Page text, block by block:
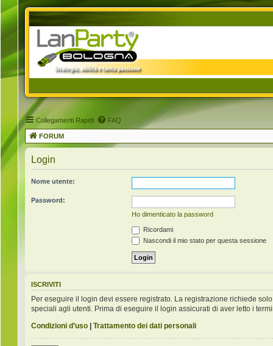
Collegamenti Rapidi FAQ
FORUM
Login
Nome utente:
Password:
Ho dimenticato la password
Ricordami
Nascondi il mio stato per questa sessione
ISCRIVITI
Per eseguire il login devi essere registrato. La registrazione richiede
speciali agli utenti. Prima di eseguire il login assicurati di aver letto i
Condizioni d’uso | Trattamento dei dati personali